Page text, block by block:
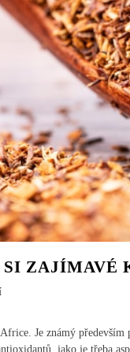
ZAJÍMAVÉ
Je známý
jako je třeba